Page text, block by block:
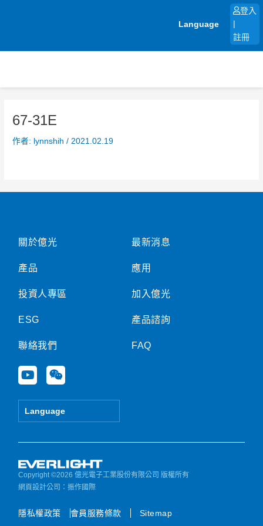
Language
登入
註冊
67-31E
作者: lynnshih/ 2021.02.19
關於億光
產品
投資人專區
ESG
聯絡我們
Y
o
u
e
W
e
i
Language
最新消息
應用
加入億光
產品諮詢
FAQ
Copyright ©2026 億光電子工業股份有限公司 版權所有
網頁設計公司 ：振作國際
隱私權政策 會員服務條款 Sitemap